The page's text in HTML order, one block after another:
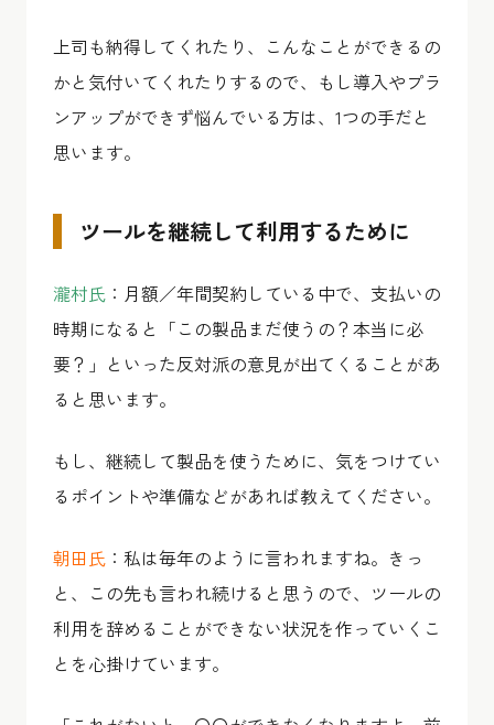
上司も納得してくれたり、こんなことができるの
かと気付いてくれたりするので、もし導入やプラ
ンアップができず悩んでいる方は、1つの手だと
思います。
ツールを継続して利用するために
瀧村氏 ：月額／年間契約している中で、支払いの
時期になると「この製品まだ使うの？本当に必
要？」といった反対派の意見が出てくることがあ
ると思います。
もし、継続して製品を使うために、気をつけてい
るポイントや準備などがあれば教えてください。
朝田氏 ：私は毎年のように言われますね。きっ
と、この先も言われ続けると思うので、ツールの
利用を辞めることができない状況を作っていくこ
とを心掛けています。